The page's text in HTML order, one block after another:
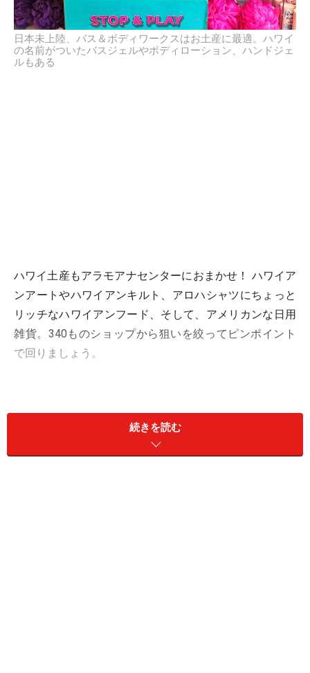
日本未上陸、バス＆ボディワークスはお土産に最適。ハワイ
の名前がついたバスジェルやボディローション、ハンドジェ
ルもある
ハワイ土産もアラモアナセンターにおまかせ！ ハワイア
ンアートやハワイアンキルト、アロハシャツにちょっと
リッチなハワイアンフード、そして、アメリカンな日用
雑貨。340ものショップから狙いを絞ってピンポイント
で回りましょう。
■Ala Moana Center（アラモアナセンター）
住所：1450 Ala Moana Blvd.（Googleマップ
アクセス：ワイキキ・クヒオ通り山側バス停からから
続きを読む